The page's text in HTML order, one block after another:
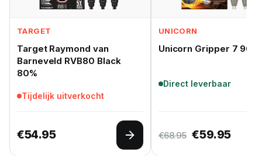
TARGET
Target Raymond van
Barneveld RVB80 Black
80%
Tijdelijk uitverkocht
€54.95
Opties selecteren
UNICORN
Unicorn Gripper 7 90%
Direct leverbaar
€68.95 €59.95